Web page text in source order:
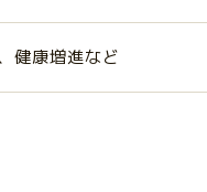
健康増進など